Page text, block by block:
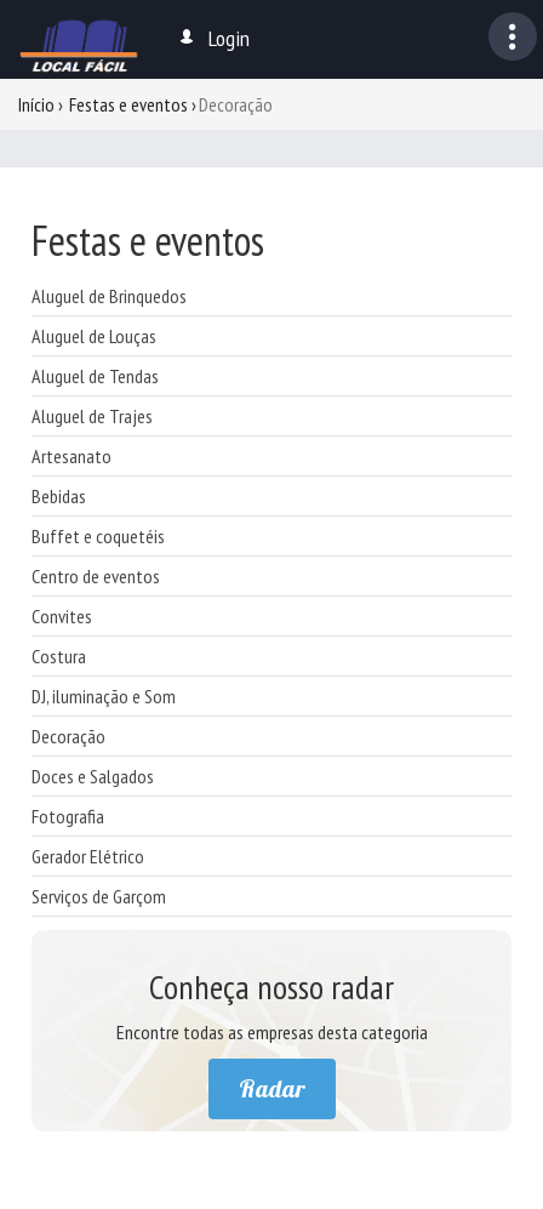
Login
Início Festas e eventos Decoração
Festas e eventos
Aluguel de Brinquedos
Aluguel de Louças
Aluguel de Tendas
Aluguel de Trajes
Artesanato
Bebidas
Buffet e coquetéis
Centro de eventos
Convites
Costura
DJ, iluminação e Som
Decoração
Doces e Salgados
Fotografia
Gerador Elétrico
Serviços de Garçom
Conheça nosso radar
Encontre todas as empresas desta categoria
Radar